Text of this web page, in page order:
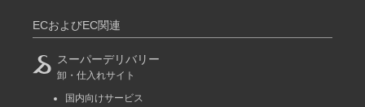
ECおよびEC関連
スーパーデリバリー
卸・仕入れサイト
国内向けサービス